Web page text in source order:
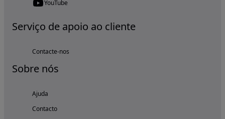
YouTube
Serviço de apoio ao cliente
Contacte-nos
Sobre nós
Ajuda
Contacto